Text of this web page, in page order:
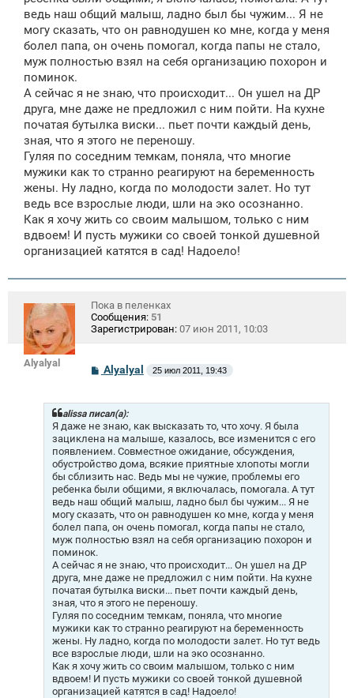
ведь наш общий малыш, ладно был бы чужим... Я не
могу сказать, что он равнодушен ко мне, когда у меня
болел папа, он очень помогал, когда папы не стало,
муж полностью взял на себя организацию похорон и
поминок.
А сейчас я не знаю, что происходит... Он ушел на ДР
друга, мне даже не предложил с ним пойти. На кухне
початая бутылка виски... пьет почти каждый день,
зная, что я этого не переношу.
Гуляя по соседним темкам, поняла, что многие
мужики как то странно реагируют на беременность
жены. Ну ладно, когда по молодости залет. Но тут
ведь все взрослые люди, шли на эко осознанно.
Как я хочу жить со своим малышом, только с ним
вдвоем! И пусть мужики со своей тонкой душевной
организацией катятся в сад! Надоело!
Alyalyal
Пока в пеленках
Сообщения: 51
Зарегистрирован: 07 июн 2011, 10:03
С
б
щ
е
н
и
е
Alyalyal 25 июл 2011, 19:43
alissa писал(а):
Я даже не знаю, как высказать то, что хочу. Я была
зациклена на малыше, казалось, все изменится с его
появлением. Совместное ожидание, обсуждения,
обустройство дома, всякие приятные хлопоты могли
бы сблизить нас. Ведь мы не чужие, проблемы его
ребенка были общими, я включалась, помогала. А тут
ведь наш общий малыш, ладно был бы чужим... Я не
могу сказать, что он равнодушен ко мне, когда у меня
болел папа, он очень помогал, когда папы не стало,
муж полностью взял на себя организацию похорон и
поминок.
А сейчас я не знаю, что происходит... Он ушел на ДР
друга, мне даже не предложил с ним пойти. На кухне
початая бутылка виски... пьет почти каждый день,
зная, что я этого не переношу.
Гуляя по соседним темкам, поняла, что многие
мужики как то странно реагируют на беременность
жены. Ну ладно, когда по молодости залет. Но тут ведь
все взрослые люди, шли на эко осознанно.
Как я хочу жить со своим малышом, только с ним
вдвоем! И пусть мужики со своей тонкой душевной
организацией катятся в сад! Надоело!